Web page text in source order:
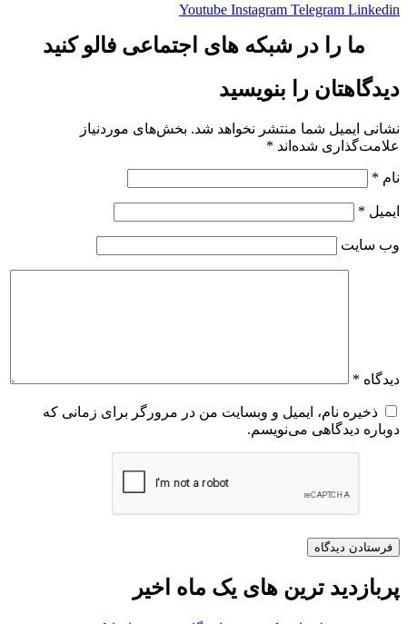
Youtube Instagram Telegram Linkedin
ما را در شبکه های اجتماعی فالو کنید
دیدگاهتان را بنویسید
نشانی ایمیل شما منتشر نخواهد شد. بخش‌های موردنیاز
علامت‌گذاری شده‌اند *
نام *
ایمیل *
وب‌ سایت
دیدگاه *
ذخیره نام، ایمیل و وبسایت من در مرورگر برای زمانی که
دوباره دیدگاهی می‌نویسم.
پربازدید ترین های یک ماه اخیر